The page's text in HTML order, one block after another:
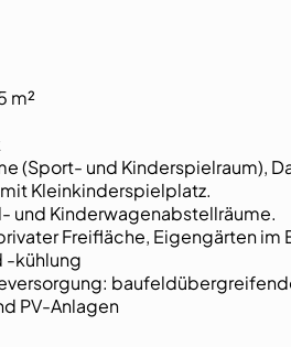
m²
(Sport- und Kinderspielraum),
Kleinkinderspielplatz.
und Kinderwagenabstellräume.
Freifläche, Eigengärten im
-kühlung
PV-Anlagen